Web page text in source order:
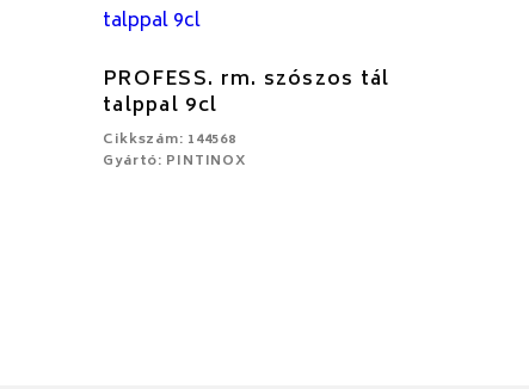
PROFESS. rm. szószos tál
talppal 9cl
Cikkszám: 144568
Gyártó: PINTINOX